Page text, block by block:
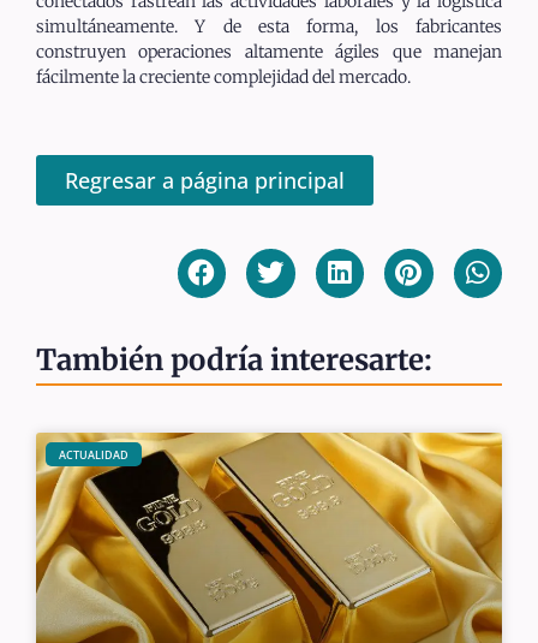
simultáneamente. Y de esta forma, los fabricantes
construyen operaciones altamente ágiles que manejan
fácilmente la creciente complejidad del mercado.
Regresar a página principal
También podría interesarte:
ACTUALIDAD